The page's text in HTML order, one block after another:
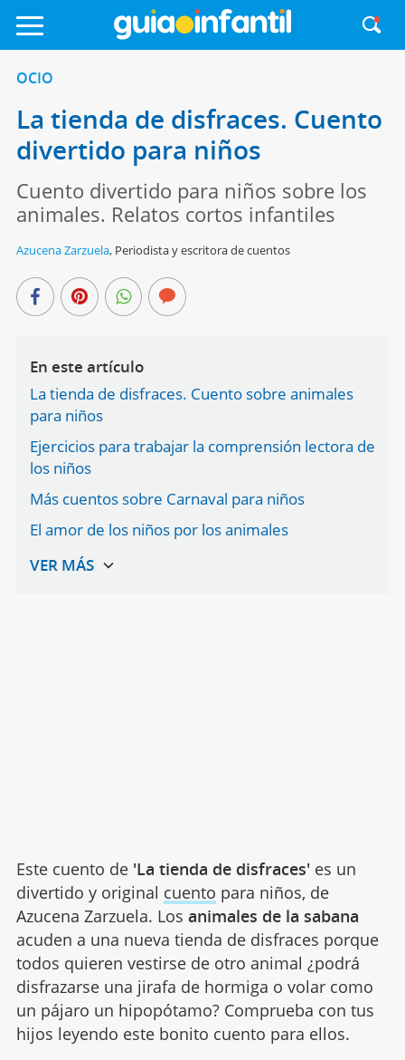
OCIO
La tienda de disfraces. Cuento
divertido para niños
Cuento divertido para niños sobre los
animales. Relatos cortos infantiles
Azucena Zarzuela, Periodista y escritora de cuentos
En este artículo
La tienda de disfraces. Cuento sobre animales
para niños
Ejercicios para trabajar la comprensión lectora de
los niños
Más cuentos sobre Carnaval para niños
El amor de los niños por los animales
Este cuento de 'La tienda de disfraces'es un
divertido y original cuento para niños, de
Azucena Zarzuela. Los animales de la sabana
acuden a una nueva tienda de disfraces porque
todos quieren vestirse de otro animal ¿podrá
disfrazarse una jirafa de hormiga o volar como
un pájaro un hipopótamo? Comprueba con tus
hijos leyendo este bonito cuento para ellos.